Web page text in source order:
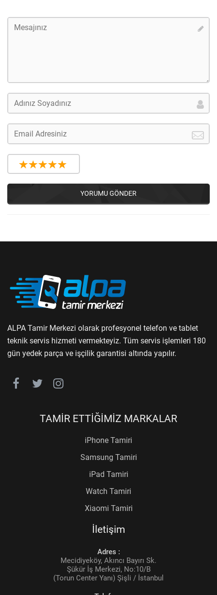
YORUMU GÖNDER
ALPA Tamir Merkezi olarak profesyonel telefon ve tablet
teknik servis hizmeti vermekteyiz. Tüm servis işlemleri 180
gün yedek parça ve işçilik garantisi altında yapılır.
TAMİR ETTİĞİMİZ MARKALAR
iPhone Tamiri
Samsung Tamiri
iPad Tamiri
Watch Tamiri
Xiaomi Tamiri
İletişim
Adres :
Mecidiyeköy, Akıncı Bayırı Sk.
Şükür İş Merkezi, No:10/B
(Torun Center Yanı) Şişli / İstanbul